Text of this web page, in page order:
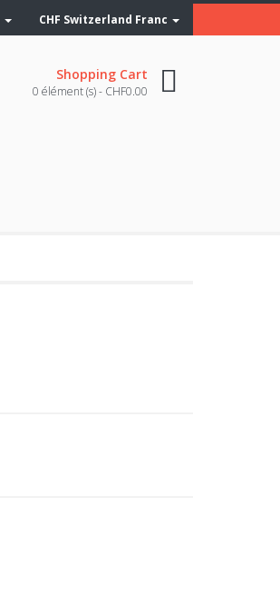
CHF Switzerland Franc
Shopping Cart
0 élément (s) - CHF0.00